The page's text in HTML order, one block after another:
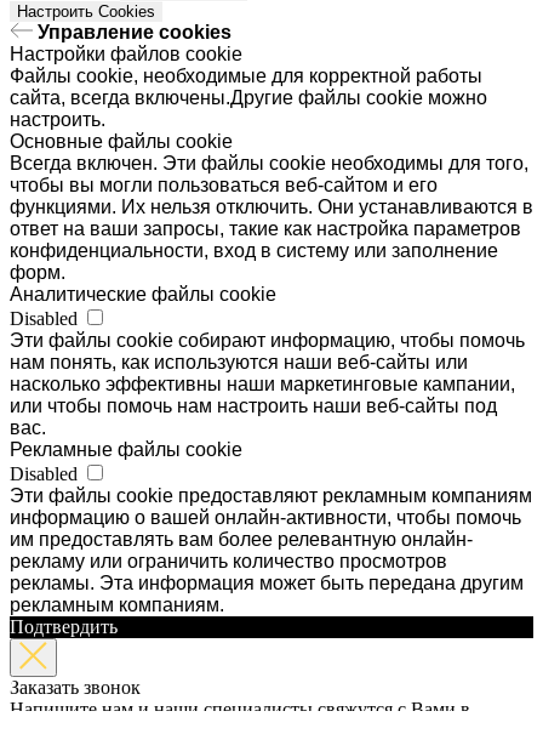
Настроить Cookies
Управление cookies
Настройки файлов cookie
Файлы cookie, необходимые для корректной работы
сайта, всегда включены.Другие файлы cookie можно
настроить.
Основные файлы cookie
Всегда включен. Эти файлы cookie необходимы для того,
чтобы вы могли пользоваться веб-сайтом и его
функциями. Их нельзя отключить. Они устанавливаются в
ответ на ваши запросы, такие как настройка параметров
конфиденциальности, вход в систему или заполнение
форм.
Аналитические файлы cookie
Disabled
Эти файлы cookie собирают информацию, чтобы помочь
нам понять, как используются наши веб-сайты или
насколько эффективны наши маркетинговые кампании,
или чтобы помочь нам настроить наши веб-сайты под
вас.
Рекламные файлы cookie
Disabled
Эти файлы cookie предоставляют рекламным компаниям
информацию о вашей онлайн-активности, чтобы помочь
им предоставлять вам более релевантную онлайн-
рекламу или ограничить количество просмотров
рекламы. Эта информация может быть передана другим
рекламным компаниям.
Подтвердить
Заказать звонок
Напишите нам и наши специалисты свяжутся с Вами в